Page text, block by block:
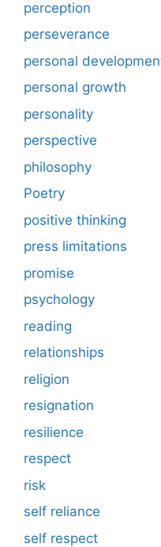
perception
perseverance
personal
personal growth
personality
perspective
philosophy
Poetry
positive thinking
press limitations
promise
psychology
reading
relationships
religion
resignation
resilience
respect
risk
self reliance
self respect